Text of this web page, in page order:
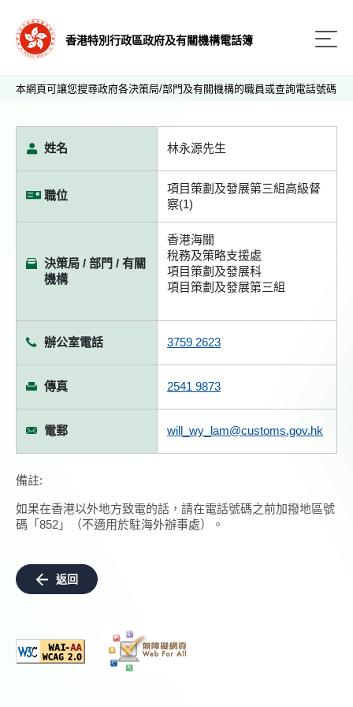
香港特別行政區政府及有關機構電話簿
本網頁可讓您搜尋政府各決策局/部門及有關機構的職員或查詢電話號碼
姓名 林永源先生
職位
項目策劃及發展第三組高級督
察(1)
決策局 / 部門 / 有關
機構
香港海關
稅務及策略支援處
項目策劃及發展科
項目策劃及發展第三組
辦公室電話 3759 2623
傳真 2541 9873
電郵 will_wy_lam@customs.gov.hk
備註:
如果在香港以外地方致電的話，請在電話號碼之前加撥地區號
碼「852」（不適用於駐海外辦事處）。
返回